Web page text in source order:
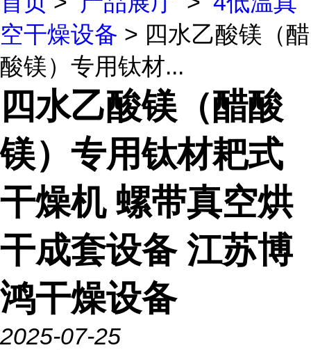
空干燥设备 > 四水乙酸镁（醋
酸镁）专用钛材...
四水乙酸镁（醋酸
镁）专用钛材耙式
干燥机 螺带真空烘
干成套设备 江苏博
鸿干燥设备
2025-07-25